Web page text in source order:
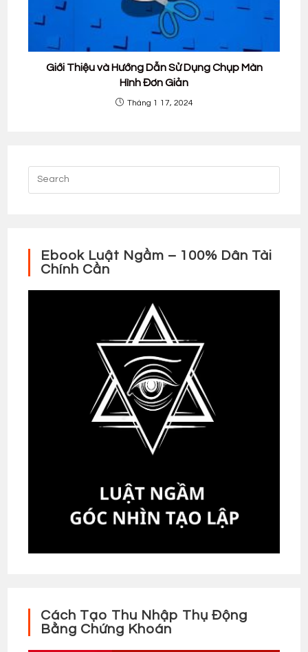
Giới Thiệu và Hướng Dẫn Sử Dụng Chụp Màn
Hình Đơn Giản
Tháng 1 17, 2024
Ebook Luật Ngầm – 100% Dân Tài
Chính Cần
Cách Tạo Thu Nhập Thụ Động
Bằng Chứng Khoán